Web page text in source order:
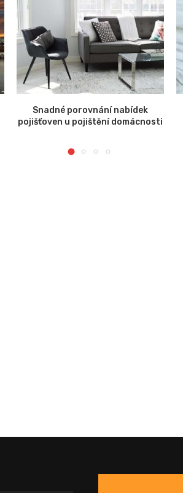
Snadné porovnání nabídek
pojišťoven u pojištění domácnosti